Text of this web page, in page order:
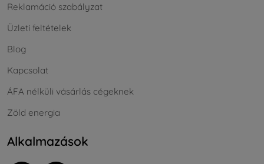
Reklamáció szabályzat
Üzleti feltételek
Blog
Kapcsolat
ÁFA nélküli vásárlás cégeknek
Zöld energia
Alkalmazások